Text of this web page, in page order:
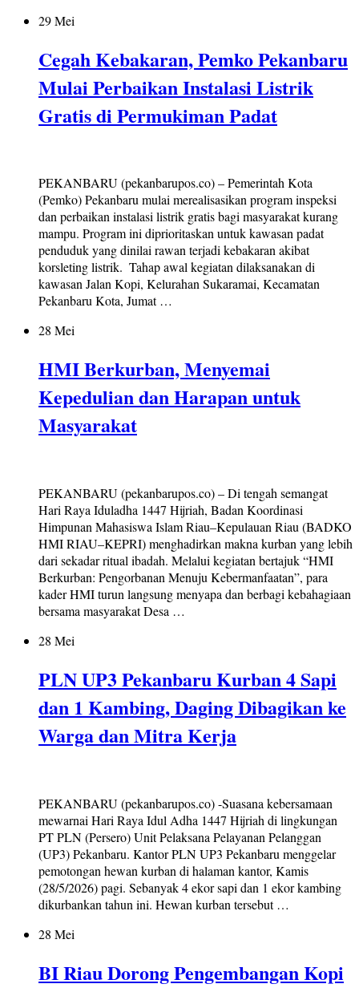
29 Mei
Cegah Kebakaran, Pemko Pekanbaru
Mulai Perbaikan Instalasi Listrik
Gratis di Permukiman Padat
PEKANBARU (pekanbarupos.co) – Pemerintah Kota
(Pemko) Pekanbaru mulai merealisasikan program inspeksi
dan perbaikan instalasi listrik gratis bagi masyarakat kurang
mampu. Program ini diprioritaskan untuk kawasan padat
penduduk yang dinilai rawan terjadi kebakaran akibat
korsleting listrik. ‎ Tahap awal kegiatan dilaksanakan di
kawasan Jalan Kopi, Kelurahan Sukaramai, Kecamatan
Pekanbaru Kota, Jumat …
28 Mei
HMI Berkurban, Menyemai
Kepedulian dan Harapan untuk
Masyarakat
PEKANBARU (pekanbarupos.co) – Di tengah semangat
Hari Raya Iduladha 1447 Hijriah, Badan Koordinasi
Himpunan Mahasiswa Islam Riau–Kepulauan Riau (BADKO
HMI RIAU–KEPRI) menghadirkan makna kurban yang lebih
dari sekadar ritual ibadah. Melalui kegiatan bertajuk “HMI
Berkurban: Pengorbanan Menuju Kebermanfaatan”, para
kader HMI turun langsung menyapa dan berbagi kebahagiaan
bersama masyarakat Desa …
28 Mei
PLN UP3 Pekanbaru Kurban 4 Sapi
dan 1 Kambing, Daging Dibagikan ke
Warga dan Mitra Kerja
PEKANBARU (pekanbarupos.co) -Suasana kebersamaan
mewarnai Hari Raya Idul Adha 1447 Hijriah di lingkungan
PT PLN (Persero) Unit Pelaksana Pelayanan Pelanggan
(UP3) Pekanbaru. Kantor PLN UP3 Pekanbaru menggelar
pemotongan hewan kurban di halaman kantor, Kamis
(28/5/2026) pagi. Sebanyak 4 ekor sapi dan 1 ekor kambing
dikurbankan tahun ini. Hewan kurban tersebut …
28 Mei
BI Riau Dorong Pengembangan Kopi